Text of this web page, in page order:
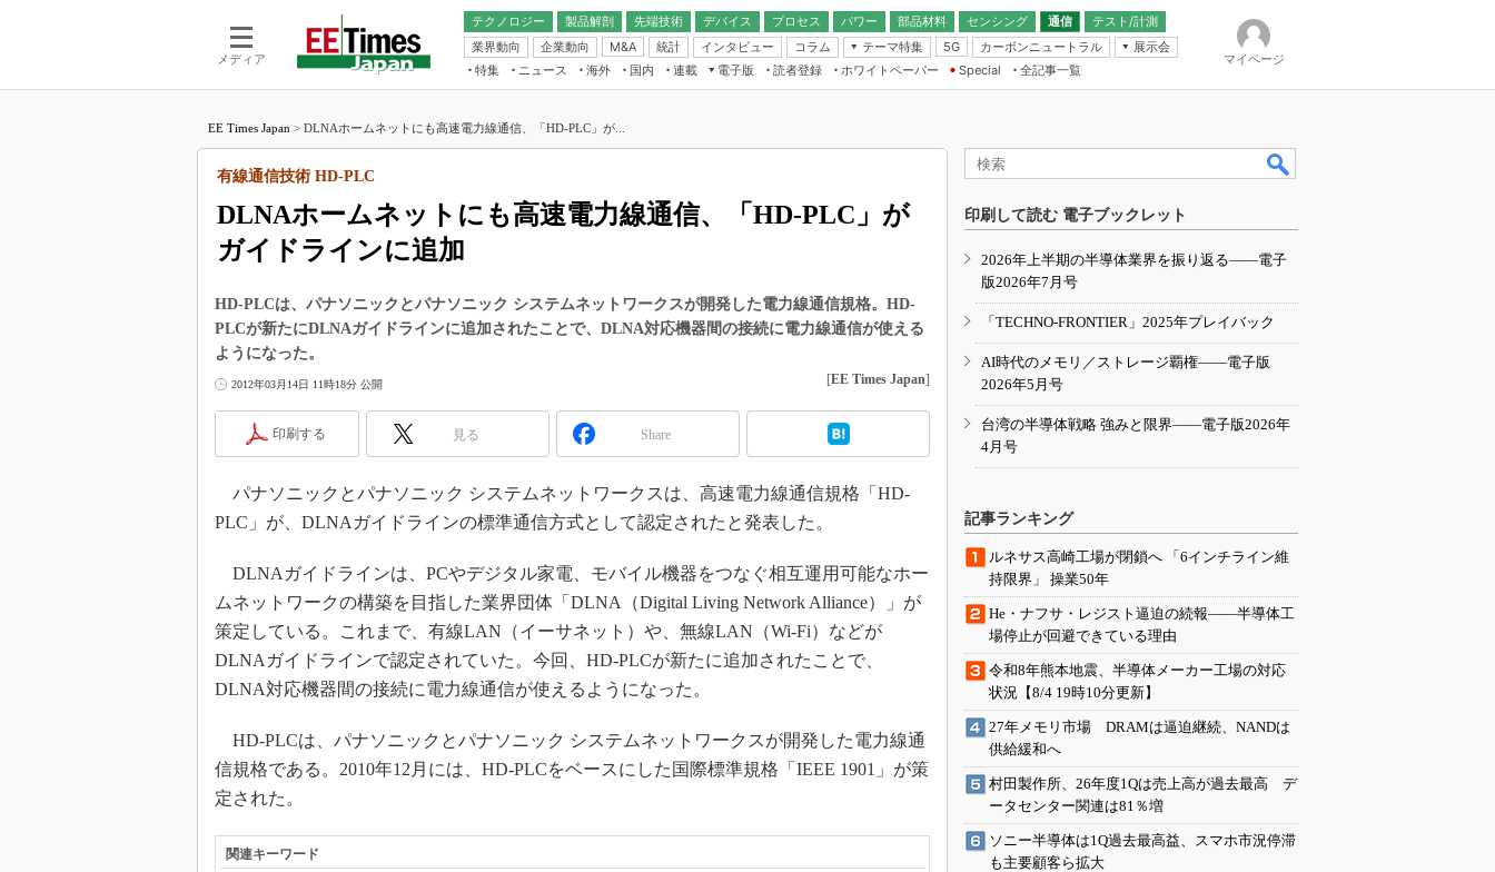
メディア
テクノロジー 製品解剖
先端技術
電池／エネルギー
デバイス
アナログ
マイコン
プロセス パワー 部品材料 センシング
通信
無線
テスト/計測
業界動向
企業動向 M&A 統計 インタビュー コラム
テーマ特集
フィジカルAI
読者調査（EE Times Research）
電源設計（EDN Japan）
5G カーボンニュートラル
展示会
IoT・エッジコンピューティング
EXPO
TECHNO-FRONTIER
人とくるま展
特集 ニュース 海外 国内
連載
福田昭のデバイス通信
大山聡の業界スコープ
学漂流記
世界を「数字」で回してみよう
この10年で起こったこと、次の10年
で起こること
光伝送技術を知る
イノベーションは日本を救うのか
JASA発IoT通信
IHSアナリスト「未来展望」
「英語に愛されないエンジニア」の
電子版
電子ブックレット
読者登録 ホワイトペーパー
Special
全記事一覧
マイページ
EE Times Japan > DLNAホームネットにも高速電力線通信、「HD-PLC」が...
DLNAホームネットにも高速電力線通信、「HD-PLC」が
ガイドラインに追加
有線通信技術 HD-PLC
HD-PLCは、パナソニックとパナソニック システムネットワークスが開発した電力線通信規格。HD-
PLCが新たにDLNAガイドラインに追加されたことで、DLNA対応機器間の接続に電力線通信が使える
ようになった。
2012年03月14日 11時18分 公開 [EE Times Japan]
印刷する 見る Share
パナソニックとパナソニック システムネットワークスは、高速電力線通信規格「HD-
PLC」が、DLNAガイドラインの標準通信方式として認定されたと発表した。
DLNAガイドラインは、PCやデジタル家電、モバイル機器をつなぐ相互運用可能なホー
ムネットワークの構築を目指した業界団体「DLNA（Digital Living Network Alliance）」が
策定している。これまで、有線LAN（イーサネット）や、無線LAN（Wi-Fi）などが
DLNAガイドラインで認定されていた。今回、HD-PLCが新たに追加されたことで、
DLNA対応機器間の接続に電力線通信が使えるようになった。
HD-PLCは、パナソニックとパナソニック システムネットワークスが開発した電力線通
信規格である。2010年12月には、HD-PLCをベースにした国際標準規格「IEEE 1901」が策
定された。
関連キーワード
印刷して読む 電子ブックレット
2026年上半期の半導体業界を振り返る――電子
版2026年7月号
「TECHNO-FRONTIER」2025年プレイバック
AI時代のメモリ／ストレージ覇権――電子版
2026年5月号
台湾の半導体戦略 強みと限界――電子版2026年
4月号
記事ランキング
ルネサス高崎工場が閉鎖へ 「6インチライン維
持限界」 操業50年
He・ナフサ・レジスト逼迫の続報――半導体工
場停止が回避できている理由
令和8年熊本地震、半導体メーカー工場の対応
状況【8/4 19時10分更新】
27年メモリ市場 DRAMは逼迫継続、NANDは
供給緩和へ
村田製作所、26年度1Qは売上高が過去最高 デ
ータセンター関連は81％増
ソニー半導体は1Q過去最高益、スマホ市況停滞
も主要顧客ら拡大